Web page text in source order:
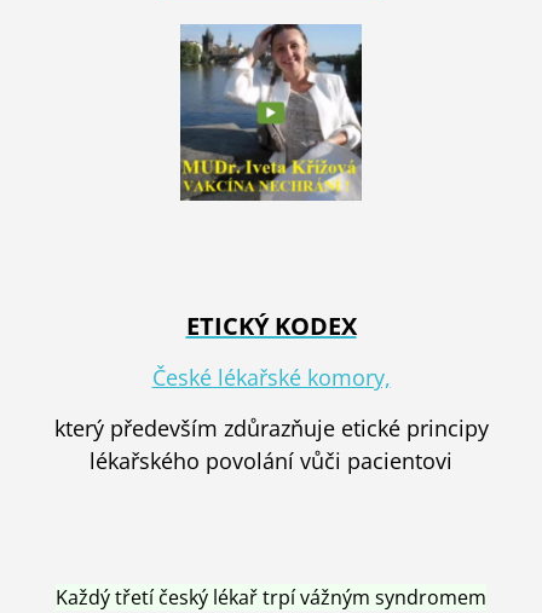
ETICKÝ KODEX
České lékařské komory,
který především zdůrazňuje etické principy
lékařského povolání vůči pacientovi
Každý třetí český lékař trpí vážným syndromem